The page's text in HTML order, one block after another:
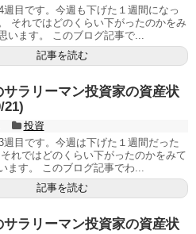
週目です。今週も下げた１週間になっ
それではどのくらい下がったのかをみ
います。 このブログ記事で...
記事を読む
サラリーマン投資家の資産状
21)
投資
週目です。今週は下げた１週間だった
れではどのくらい下がったのかをみて
ます。 このブログ記事でわ...
記事を読む
サラリーマン投資家の資産状